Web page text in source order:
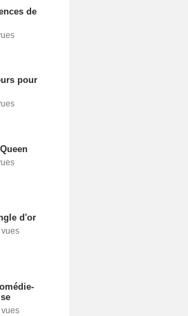
de
pour
d'or
vues
vues